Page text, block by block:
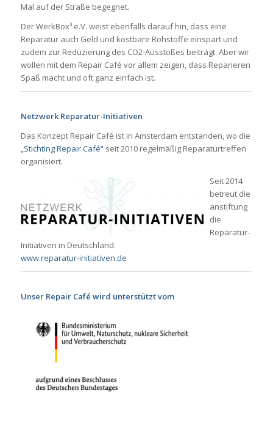
Mal auf der Straße begegnet.
Der WerkBox³ e.V. weist ebenfalls darauf hin, dass eine
Reparatur auch Geld und kostbare Rohstoffe einspart und
zudem zur Reduzierung des CO2-Ausstoßes beiträgt. Aber wir
wollen mit dem Repair Café vor allem zeigen, dass Reparieren
Spaß macht und oft ganz einfach ist.
Netzwerk Reparatur-Initiativen
Das Konzept Repair Café ist in Amsterdam entstanden, wo die
„Stichting Repair Café“seit 2010 regelmäßig Reparaturtreffen
organisiert.
Seit 2014
betreut die
anstiftung
die
Reparatur-
Initiativen in Deutschland.
www.reparatur-initiativen.de
Unser Repair Café wird unterstützt vom